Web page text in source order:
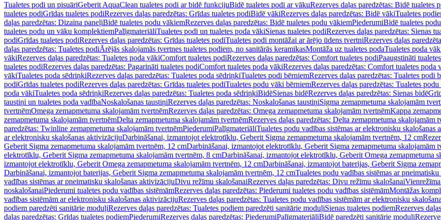
Tualetes podi un pisuāriGeberit AquaClean tualetes podi ar bidē funkcijuBidē tualetes podi ar vākuRezerves daļas paredzētas: Bidē tualetes
tualetes podiGrīdas tualetes podiRezerves daļas paredzētas: Grīdas tualetes podiBidē vākiRezerves daļas paredzētas: Bidē vākiTualetes
daļas paredzētas: Dizaina paneļiBidē tualetes podu vākiemRezerves daļas paredzētas: Bidē tualetes podu vākiemPiederumiBidē tualetes
tualetes podu un vāku komplektiemPalīgmateriāliTualetes podi un tualetes poda vākiSienas tualetes podiRezerves daļas paredzētas: Sienas
podiGrīdas tualetes podiRezerves daļas paredzētas: Grīdas tualetes podiTualetes podi montāžai ar ārējo ūdens tvertniRezerves daļas
daļas paredzētas: Tualetes podiĀrējās skalojamās tvertnes tualetes podiem, no sanitārās keramikasMontāža uz tualetes podaTualetes poda
vākiRezerves daļas paredzētas: Tualetes poda vākiComfort tualetes podiRezerves daļas paredzētas: Comfort tualetes podiPaaugstināti
tualetes podiRezerves daļas paredzētas: Pagarināti tualetes podiComfort tualetes poda vākiRezerves daļas paredzētas: Comfort tualetes poda
vākiTualetes poda sēdriņķiRezerves daļas paredzētas: Tualetes poda sēdriņķiTualetes podi bērniemRezerves daļas paredzētas: Tualetes podi
podiGrīdas tualetes podiRezerves daļas paredzētas: Grīdas tualetes podiTualetes podu vāki bērniemRezerves daļas paredzētas: Tualetes
poda vākiTualetes poda sēdriņķiRezerves daļas paredzētas: Tualetes poda sēdriņķiBidēSienas bidēRezerves daļas paredzētas: Sienas bidē
taustiņi un tualetes poda vadībaNoskalošanas taustiņiRezerves daļas paredzētas: Noskalošanas taustiņiSigma zemapmetuma skalojamām
tvertnēmOmega zemapmetuma skalojamām tvertnēmRezerves daļas paredzētas: Omega zemapmetuma skalojamām tvertnēmKappa
zemapmetuma skalojamām tvertnēmDelta zemapmetuma skalojamām tvertnēmRezerves daļas paredzētas: Delta zemapmetuma skalojamām
paredzētas: Twinline zemapmetuma skalojamām tvertnēmPiederumiPalīgmateriāliTualetes podu vadības sistēmas ar elektronisku skalošanas
ar elektronisku skalošanas aktivizācijuDarbināšanai, izmantojot elektrotīklu, Geberit Sigma zemapmetuma skalojamām tvertnēm, 12 cm
Geberit Sigma zemapmetuma skalojamām tvertnēm, 12 cmDarbināšanai, izmantojot elektrotīklu, Geberit Sigma zemapmetuma skalojamām
elektrotīklu, Geberit Sigma zemapmetuma skalojamām tvertnēm, 8 cmDarbināšanai, izmantojot elektrotīklu, Geberit Omega zemapmetuma
izmantojot elektrotīklu, Geberit Omega zemapmetuma skalojamām tvertnēm, 12 cmDarbināšanai, izmantojot baterijas, Geberit Sigma
Darbināšanai, izmantojot baterijas, Geberit Sigma zemapmetuma skalojamām tvertnēm, 12 cmTualetes podu vadības sistēmas ar
vadības sistēmas ar pneimatisku skalošanas aktivizācijuDivu režīmu skalošanaiRezerves daļas paredzētas: Divu režīmu skalošanai
noskalošanaiPiederumi tualetes podu vadības sistēmāmRezerves daļas paredzētas: Piederumi tualetes podu vadības sistēmāmMontāžas
vadības sistēmām ar elektronisku skalošanas aktivizācijuRezerves daļas paredzētas: Tualetes podu vadības sistēmām ar elektronisku
podiem paredzēti sanitārie moduļiRezerves daļas paredzētas: Tualetes podiem paredzēti sanitārie moduļiSienas tualetes podiemRezerves
daļas paredzētas: Grīdas tualetes podiemPiederumiRezerves daļas paredzētas: PiederumiPalīgmateriāliBidē paredzēti sanitārie moduļi